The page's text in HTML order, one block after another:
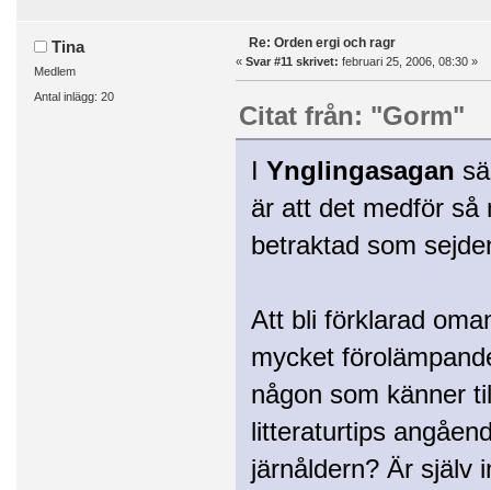
Tina
Medlem
Antal inlägg: 20
Re: Orden ergi och ragr
« Svar #11 skrivet: februari 25, 2006, 08:30 »
Citat från: "Gorm"
I Ynglingasagan
är att det medför
betraktad som
Att bli förklarad
mycket
någon som känner
litteraturtips
järnåldern? Är själv